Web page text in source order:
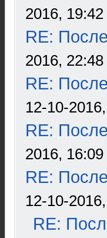
2016, 19:42
RE:
2016, 22:48
RE:
12-10-
RE:
2016, 16:09
RE:
12-10-
RE: